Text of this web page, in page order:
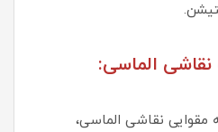
الماسی:
نقاشی الماسی،